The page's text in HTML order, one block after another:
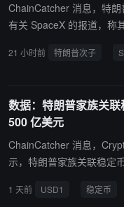
ChainCatcher 消息，特
有关 SpaceX 的报道，称
rump 表示，SpaceX 在
他还指出，SpaceX 旗下
功发射，保持零失败纪录
行。 Eric Trump 认为，SpaceX 在降低发射成本、提高火箭复用效率
以及推动商业航天发展方
报道的不满，但 SpaceX
21 小时前 特朗普次子
数据：特朗普家族关
500 亿美元
ChainCatcher 消息，
示，特朗普家族关联稳定
该稳定币由 World Liberty
1 天前 USD1 稳定币